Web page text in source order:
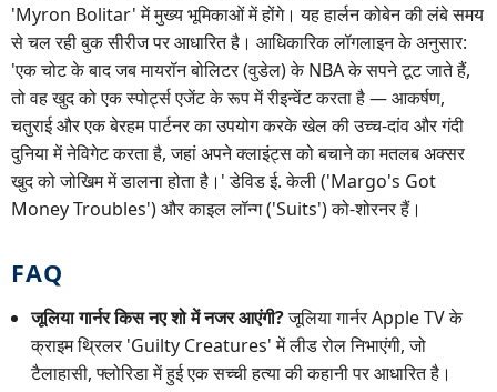
'Myron Bolitar' में मुख्य भूमिकाओं में होंगे। यह हार्लन कोबेन की लंबे समय
से चल रही बुक सीरीज पर आधारित है। आधिकारिक लॉगलाइन के अनुसार:
'एक चोट के बाद जब मायरॉन बोलिटर (वुडेल) के NBA के सपने टूट जाते हैं,
तो वह खुद को एक स्पोर्ट्स एजेंट के रूप में रीइन्वेंट करता है — आकर्षण,
चतुराई और एक बेरहम पार्टनर का उपयोग करके खेल की उच्च-दांव और गंदी
दुनिया में नेविगेट करता है, जहां अपने क्लाइंट्स को बचाने का मतलब अक्सर
खुद को जोखिम में डालना होता है।' डेविड ई. केली ('Margo's Got
Money Troubles') और काइल लॉन्ग ('Suits') को-शोरनर हैं।
FAQ
जूलिया गार्नर किस नए शो में नजर आएंगी?जूलिया गार्नर Apple TV के
क्राइम थ्रिलर 'Guilty Creatures' में लीड रोल निभाएंगी, जो
टैलाहासी, फ्लोरिडा में हुई एक सच्ची हत्या की कहानी पर आधारित है।